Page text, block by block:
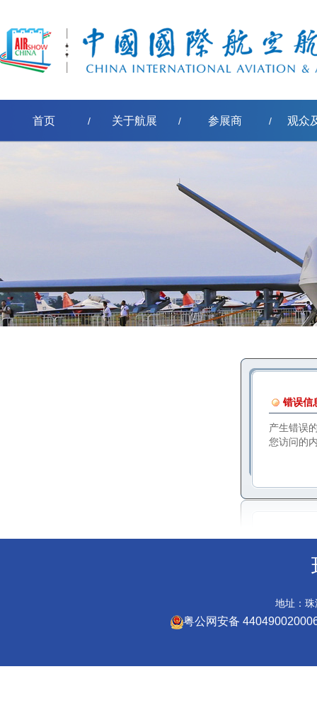
首页 / 关于航展 / 参展商 / 观众
[err:数据源标签'pe-取得节点名称'模板转换
错误信
产生错误
您访问的
地址：
粤公网安备